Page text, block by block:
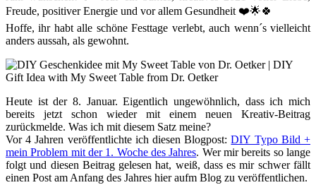
Freude, positiver Energie und vor allem Gesundheit ❤️🌟🍀
Hoffe, ihr habt alle schöne Festtage verlebt, auch wenn´s vielleicht
anders aussah, als gewohnt.
Heute ist der 8. Januar. Eigentlich ungewöhnlich, dass ich mich
bereits jetzt schon wieder mit einem neuen Kreativ-Beitrag
zurückmelde. Was ich mit diesem Satz meine?
Vor 4 Jahren veröffentlichte ich diesen Blogpost:DIY Typo Bild +
mein Problem mit der 1. Woche des Jahres. Wer mir bereits so lange
folgt und diesen Beitrag gelesen hat, weiß, dass es mir schwer fällt
einen Post am Anfang des Jahres hier aufm Blog zu veröffentlichen.